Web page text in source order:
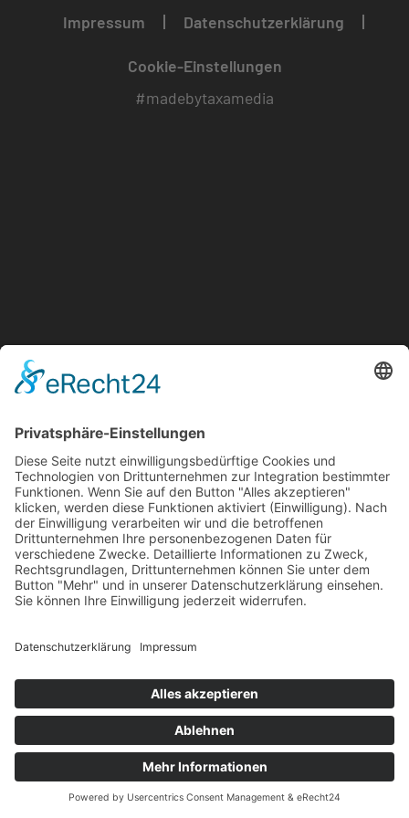
Impressum Datenschutzerklärung
Cookie-Einstellungen
#madebytaxamedia